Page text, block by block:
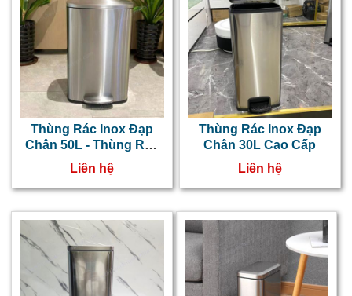
Thùng Rác Inox Đạp
Chân 50L - Thùng Rác
Inox Phủ Nano Cao Cấp
Liên hệ
Thùng Rác Inox Đạp
Chân 30L Cao Cấp
Liên hệ